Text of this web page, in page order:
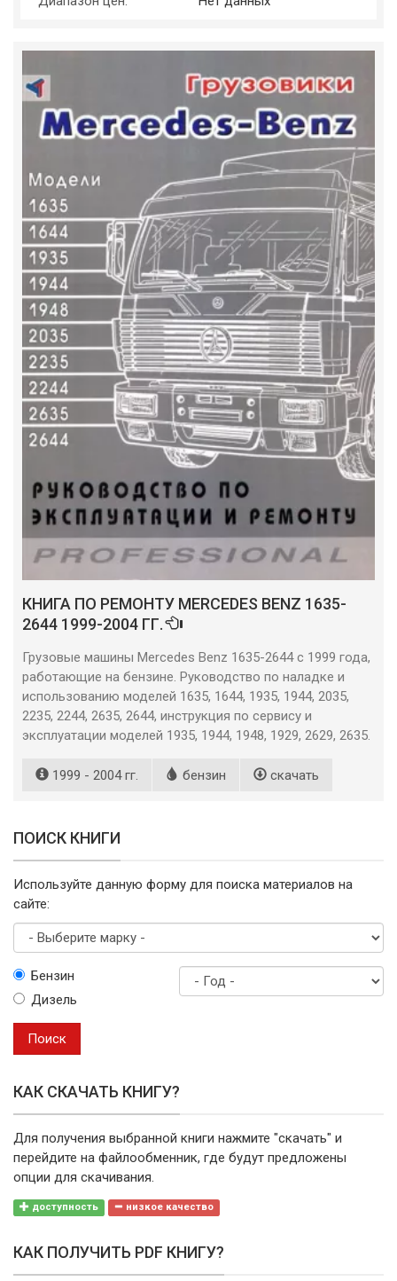
КНИГА ПО РЕМОНТУ MERCEDES BENZ 1635-
2644 1999-2004 ГГ.
Грузовые машины Mercedes Benz 1635-2644 с 1999 года,
работающие на бензине. Руководство по наладке и
использованию моделей 1635, 1644, 1935, 1944, 2035,
2235, 2244, 2635, 2644, инструкция по сервису и
эксплуатации моделей 1935, 1944, 1948, 1929, 2629, 2635.
1999 - 2004 гг. бензин скачать
ПОИСК КНИГИ
Используйте данную форму для поиска материалов на
сайте:
маркуБензин
Дизель
Поиск
КАК СКАЧАТЬ КНИГУ?
Для получения выбранной книги нажмите "скачать" и
перейдите на файлообменник, где будут предложены
опции для скачивания.
доступность низкое качество
КАК ПОЛУЧИТЬ PDF КНИГУ?